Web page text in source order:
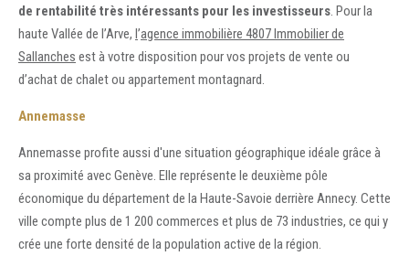
de rentabilité très intéressants pour les investisseurs. Pour la
haute Vallée de l’Arve, l’agence immobilière 4807 Immobilier de
Sallanches est à votre disposition pour vos projets de vente ou
d’achat de chalet ou appartement montagnard.
Annemasse
Annemasse profite aussi d'une situation géographique idéale grâce à
sa proximité avec Genève. Elle représente le deuxième pôle
économique du département de la Haute-Savoie derrière Annecy. Cette
ville compte plus de 1 200 commerces et plus de 73 industries, ce qui y
crée une forte densité de la population active de la région.